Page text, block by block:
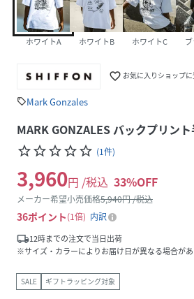
ホワイトA ホワイトB ホワイトC
favorite_border お気に入りショップ
sellMark Gonzales
MARK GONZALES バックプリン
star_borderstar_borderstar_borderstar_borderstar_border (1件)
3,960円 /税込 33%OFF
メーカー希望小売価格5,940円 /税込
36ポイント 1倍
内訳
local_shipping12時までの注文で当日出荷
※サイズ・カラーによりお届け日が異なる場合があ
SALE ギフトラッピング対象